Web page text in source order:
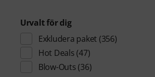
Urvalt för dig
Exkludera paket (356)
Hot Deals (47)
Blow-Outs (36)